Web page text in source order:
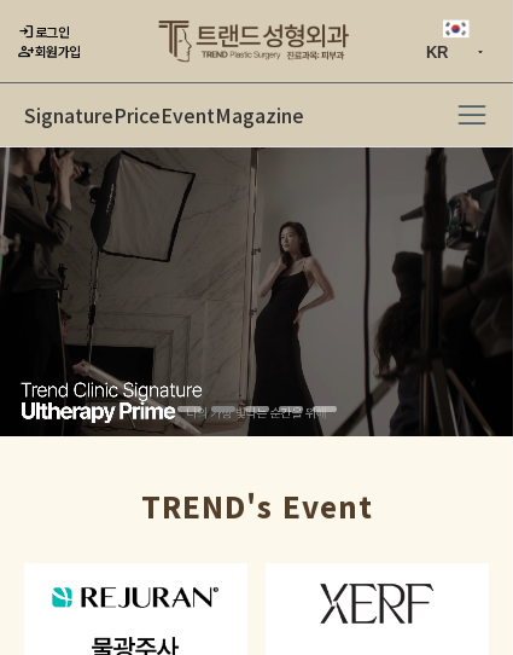
login로그인
person_add회원가입
SignaturePriceEventMagazine
TREND's Event